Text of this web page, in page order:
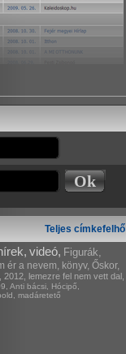
Teljes címkefelhő
videó, Figurák,
ér a nevem, könyv, Őskor,
2012, lemezre fel nem vett dal,
Anti bácsi,
Hócipő,
madáretető